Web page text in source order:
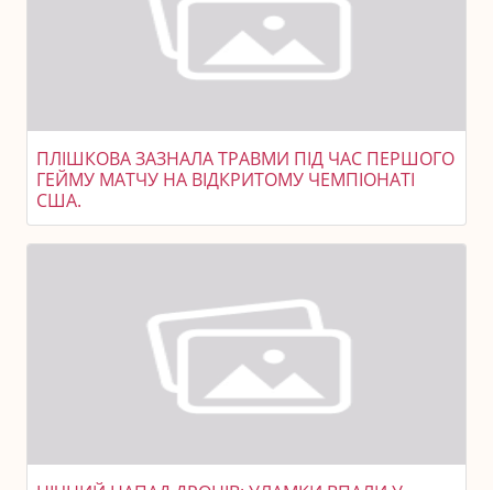
ПЛІШКОВА ЗАЗНАЛА ТРАВМИ ПІД ЧАС ПЕРШОГО
ГЕЙМУ МАТЧУ НА ВІДКРИТОМУ ЧЕМПІОНАТІ
США.